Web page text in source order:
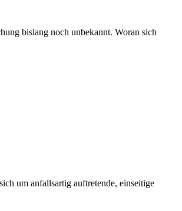
bislang noch unbekannt. Woran sich
um anfallsartig auftretende, einseitige